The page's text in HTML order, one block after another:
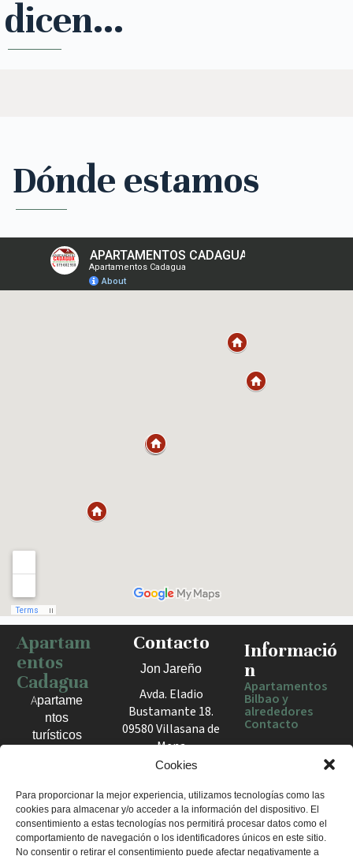
Cookies
Para proporcionar la mejor experiencia, utilizamos tecnologías como las
cookies para almacenar y/o acceder a la información del dispositivo. El
consentimiento a estas tecnologías nos permitirá procesar datos como el
comportamiento de navegación o los identificadores únicos en este sitio.
No consentir o retirar el consentimiento puede afectar negativamente a
dicen...
Dónde estamos
Haz clic para activar el mapa
Apartam
entos
Cadagua
Apartame
ntos
turísticos
el Valle
de Mena.
Estancias
cómodas
Contacto
Jon Jareño
Avda. Eladio
Bustamante 18.
09580 Villasana de
Mena
España
+34 675 602
960
apartamentosc
Informació
n
Apartamentos
Bilbao y
alrededores
Contacto